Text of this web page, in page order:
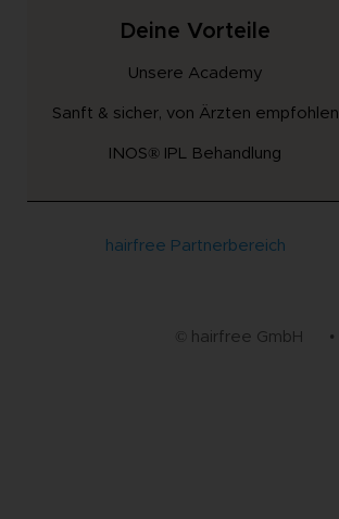
Deine Vorteile
Unsere Academy
Sanft & sicher, von Ärzten empfohlen
INOS® IPL Behandlung
hairfree Partnerbereich
© hairfree GmbH •